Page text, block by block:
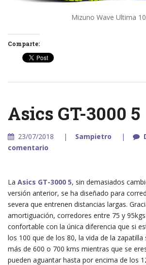
Mizuno Wave Ultima 10
Comparte:
Asics GT-3000 5
23/07/2018 Sampietro
comentario
La Asics GT-3000 5, sin demasiados
versión anterior, se ha diseñado para
severa que entrenen distancias largas.
amortiguación, corredores entre 75 y
confortable con la única diferencia que si
los 100 que de los 80, la vida de la
más de 600 o 700 kms mientras que se
pueden aguantar hasta por encima de los